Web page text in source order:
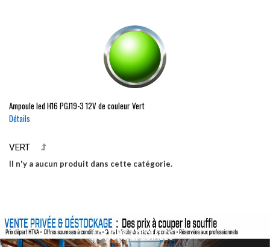
Ampoule ledH16 PGJ19-3 12V de couleur Vert
Détails
VERT
Il n'y a aucun produit dans cette catégorie.
ACTIONS SPÉCIALES